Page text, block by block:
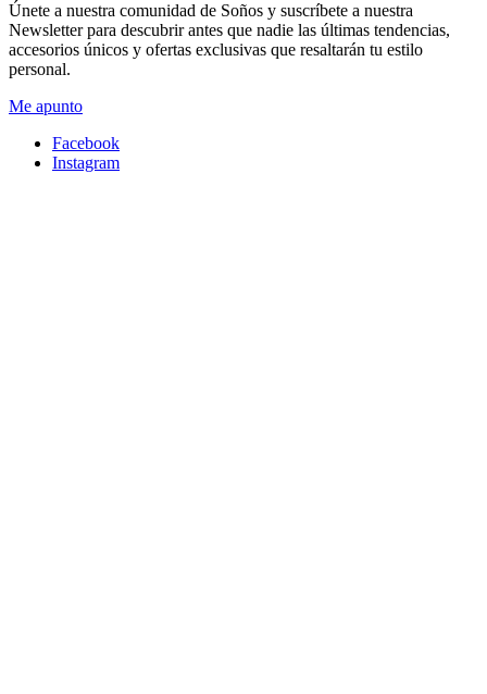
Únete a nuestra comunidad de Soños y suscríbete a nuestra
Newsletter para descubrir antes que nadie las últimas tendencias,
accesorios únicos y ofertas exclusivas que resaltarán tu estilo
personal.
Me apunto
Facebook
Instagram